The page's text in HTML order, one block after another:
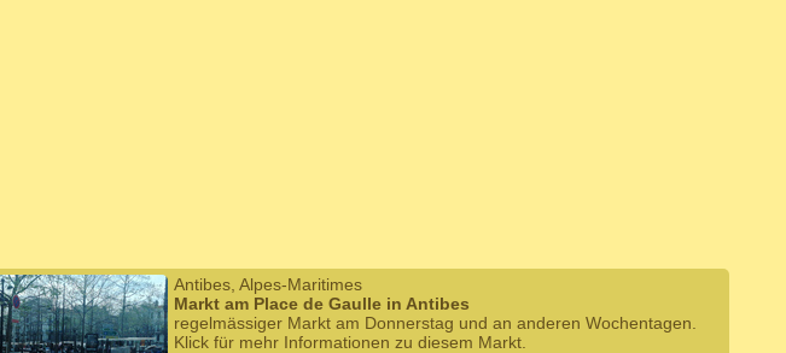
Antibes, Alpes-Maritimes
Markt am Place de Gaulle in Antibes
regelmässiger Markt am Donnerstag und an anderen Wochentagen.
Klick für mehr Informationen zu diesem Markt.